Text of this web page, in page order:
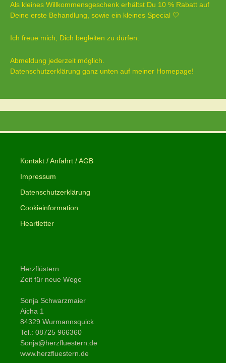
Als kleines Willkommensgeschenk erhältst Du 10 % Rabatt auf
Deine erste Behandlung, sowie ein kleines Special 🤍
Ich freue mich, Dich begleiten zu dürfen.
Abmeldung jederzeit möglich.
Datenschutzerklärung ganz unten auf meiner Homepage!
Kontakt / Anfahrt / AGB
Impressum
Datenschutzerklärung
Cookieinformation
Heartletter
Herzflüstern
Zeit für neue Wege
Sonja Schwarzmaier
Aicha 1
84329 Wurmannsquick
Tel.: 08725 966360
Sonja@herzfluestern.de
www.herzfluestern.de